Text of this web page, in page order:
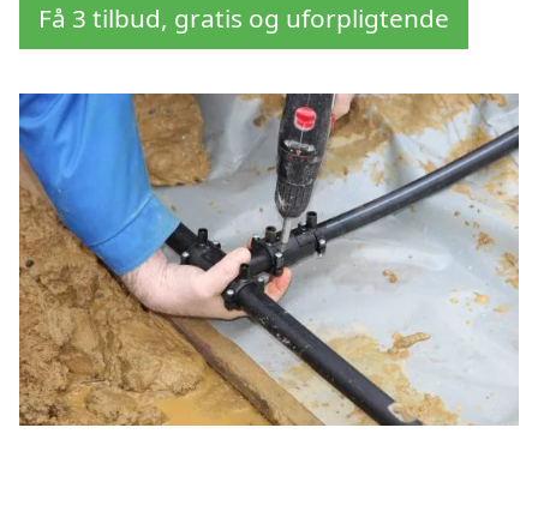
Få 3 tilbud, gratis og uforpligtende